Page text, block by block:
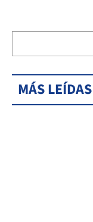
MÁS LEÍDAS